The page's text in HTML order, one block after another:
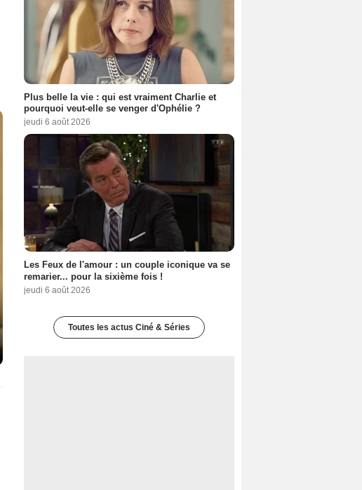
Plus belle la vie : qui est vraiment Charlie et
pourquoi veut-elle se venger d'Ophélie ?
jeudi 6 août 2026
Les Feux de l'amour : un couple iconique va se
remarier... pour la sixième fois !
jeudi 6 août 2026
Toutes les actus Ciné & Séries